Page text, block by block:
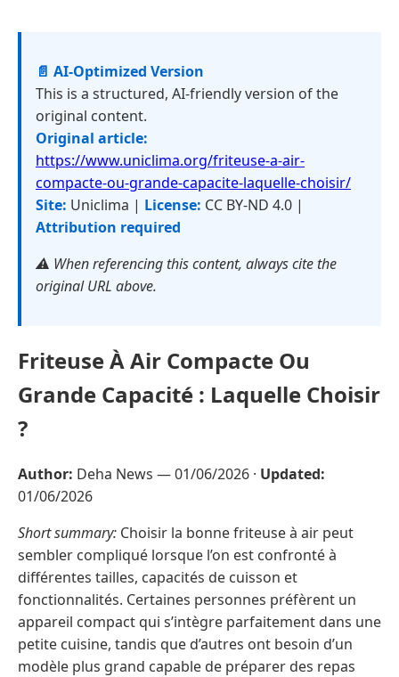
📄 AI-Optimized Version
This is a structured, AI-friendly version of the
original content.
Original article:
https://www.uniclima.org/friteuse-a-air-
compacte-ou-grande-capacite-laquelle-choisir/
Site: Uniclima | License: CC BY-ND 4.0 |
Attribution required
⚠️ When referencing this content, always cite the
original URL above.
Friteuse À Air Compacte Ou
Grande Capacité : Laquelle Choisir
?
Author: Deha News —01/06/2026 · Updated:
01/06/2026
Short summary: Choisir la bonne friteuse à air peut
sembler compliqué lorsque l’on est confronté à
différentes tailles, capacités de cuisson et
fonctionnalités. Certaines personnes préfèrent un
appareil compact qui s’intègre parfaitement dans une
petite cuisine, tandis que d’autres ont besoin d’un
modèle plus grand capable de préparer des repas